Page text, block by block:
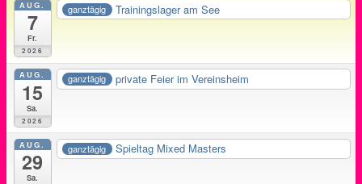
AUG.
7
Fr.
2026
ganztägig Trainingslager am See
AUG.
15
Sa.
2026
ganztägig private Feier im Vereinsheim
AUG.
29
Sa.
ganztägig Spieltag Mixed Masters